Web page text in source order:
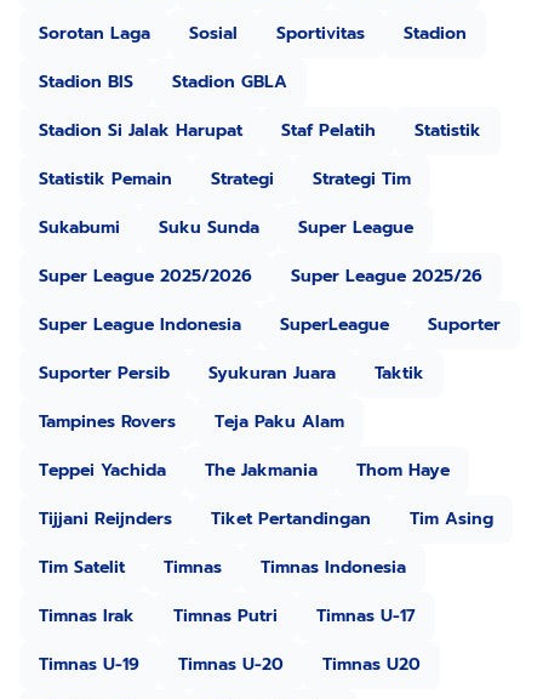
Sorotan Laga
Sosial Sportivitas
Stadion
Stadion BIS
Stadion GBLA
Stadion Si Jalak Harupat
Staf Pelatih
Statistik
Statistik Pemain
Strategi
Strategi Tim
Sukabumi
Suku Sunda
Super League
Super League 2025/2026
Super League 2025/26
Super League Indonesia
SuperLeague
Suporter
Suporter Persib
Syukuran Juara
Taktik
Tampines Rovers
Teja Paku Alam
Teppei Yachida
The Jakmania
Thom Haye
Tijjani Reijnders
Tiket Pertandingan
Tim Asing
Tim Satelit
Timnas
Timnas Indonesia
Timnas Irak
Timnas Putri
Timnas U-17
Timnas U-19
Timnas U-20
Timnas U20